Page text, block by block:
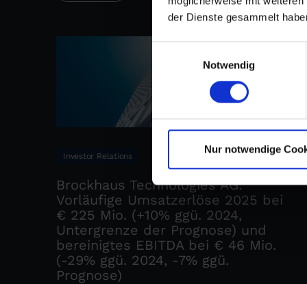
der Dienste gesammelt
Notwendig
Nur notwendige
Investor Relations
Brockhaus Technologies AG:
Vorläufige Umsatzerlöse 2025 bei
€ 225 Mio. (+10% ggü. 2024,
Untergrenze der Prognose) und
bereinigtes EBITDA bei € 46 Mio.
(-29% ggü. 2024, -7% ggü.
Prognose)